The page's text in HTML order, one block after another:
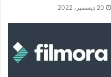
20 ديسمبر، 2022